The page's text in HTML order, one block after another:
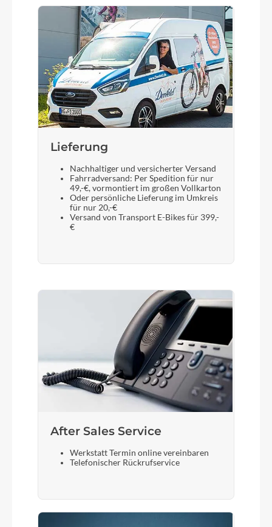
Lieferung
Nachhaltiger und versicherter Versand
Fahrradversand: Per Spedition für nur
49,-€, vormontiert im großen Vollkarton
Oder persönliche Lieferung im Umkreis
für nur 20,-€
Versand von Transport E-Bikes für 399,-
€
After Sales Service
Werkstatt Termin online vereinbaren
Telefonischer Rückrufservice